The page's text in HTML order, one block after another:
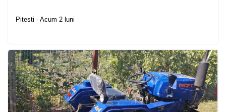
Pitesti - Acum 2 luni